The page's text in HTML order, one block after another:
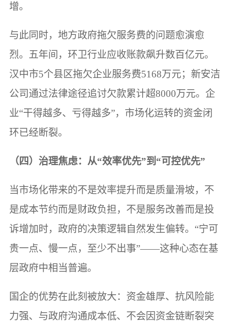
增。
与此同时，地方政府拖欠服务费的问题愈演愈
烈。五年间，环卫行业应收账款飙升数百亿元。
汉中市5个县区拖欠企业服务费5168万元；新安洁
公司通过法律途径追讨欠款累计超8000万元。企
业“干得越多、亏得越多”，市场化运转的资金闭
环已经断裂。
（四）治理焦虑：从“效率优先”到“可控优先”
当市场化带来的不是效率提升而是质量滑坡，不
是成本节约而是财政负担，不是服务改善而是投
诉增加时，政府的决策逻辑自然发生偏转。“宁可
贵一点、慢一点，至少不出事”——这种心态在基
层政府中相当普遍。
国企的优势在此刻被放大：资金雄厚、抗风险能
力强、与政府沟通成本低、不会因资金链断裂突